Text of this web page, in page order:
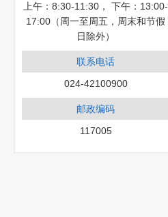
上午：8:30-11:30， 下午：13:00-
17:00（周一至周五，周末和节假
日除外）
联系电话
024-42100900
邮政编码
117005